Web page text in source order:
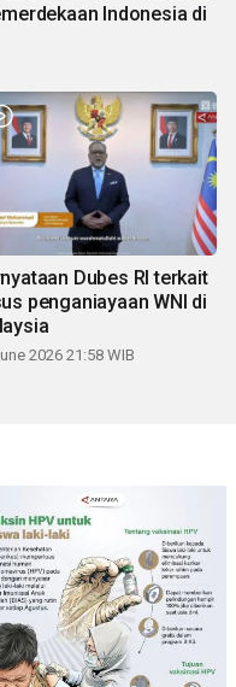
Indonesia di
Dubes RI terkait
penganiayaan WNI di
2026 21:58 WIB